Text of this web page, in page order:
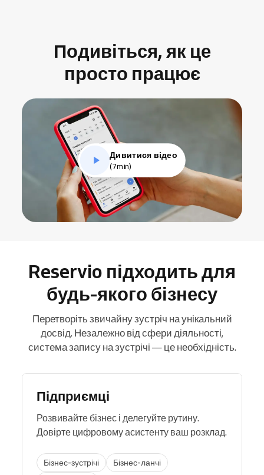
Подивіться, як це
просто працює
Дивитися відео
(7min)
Reservio підходить для
будь-якого бізнесу
Перетворіть звичайну зустріч на унікальний
досвід. Незалежно від сфери діяльності,
система запису на зустрічі — це необхідність.
Підприємці
Розвивайте бізнес і делегуйте рутину.
Довірте цифровому асистенту ваш розклад.
Бізнес-зустрічі
Бізнес-ланчі